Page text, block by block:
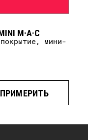
M·A·C
ПРИМЕРИТЬ